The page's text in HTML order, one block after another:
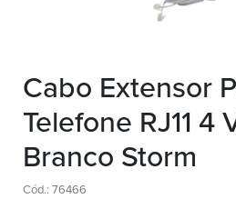
Cabo Extensor
Telefone RJ11 4
Branco Storm
Cód.: 76466